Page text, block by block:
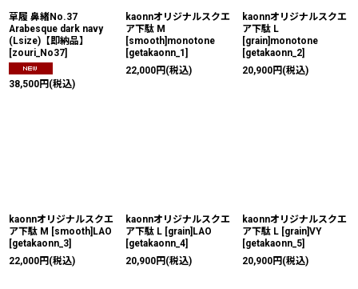
草履 鼻緒No.37
Arabesque dark navy
(Lsize)【即納品】
[zouri_No37]
38,500円 (税込)
kaonnオリジナルスクエ
ア下駄 M
[smooth]monotone
[getakaonn_1]
22,000円 (税込)
kaonnオリジナルスクエ
ア下駄 L
[grain]monotone
[getakaonn_2]
20,900円 (税込)
kaonnオリジナルスクエ
ア下駄 M [smooth]LAO
[getakaonn_3]
22,000円 (税込)
kaonnオリジナルスクエ
ア下駄 L [grain]LAO
[getakaonn_4]
20,900円 (税込)
kaonnオリジナルスクエ
ア下駄 L [grain]VY
[getakaonn_5]
20,900円 (税込)